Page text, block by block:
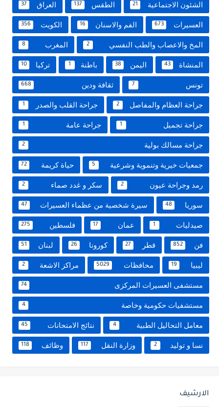
الشئون الاجتماعية 21 الطقس 137 العراق 37
العسيرات 673 الفم والاسنان 16 الكويت 356
المخ والاعصاب والطب النفسي 2 المغرب 8
المنشاة 43 اليمن 38 باطنة 1 تركيا 10
تونس 7 ثقافة ودين 668
جراحة العظام والمفاصل 2 جراحة القلب والصدر 1
جراحة تجميل 1 جراحة عامة 1
جراحة مسالك بولية 2
جمعيات خيرية وتنموية وشرعية 5 حياة كريمة 72
رمد وجراحة عيون 2 سكر و غدد صماء 2
سوريا 48 سيرة شخصية من عظماء العسيرات 47
صيدليات 1 عمان 17 فلسطين 275
فن 852 قطر 27 كورونا 26 لبنان 51
ليبيا 19 محافظات 5029 مراكز الاشعة 2
مستشفى العسيرات المركزى 74
مستشفيات حكومية وخاصة 4
معامل التحاليل الطبية 4 نتائج الامتحانات 45
نسا و توليد 2 وزارة النقل 117 وظائف 118
الارشيف